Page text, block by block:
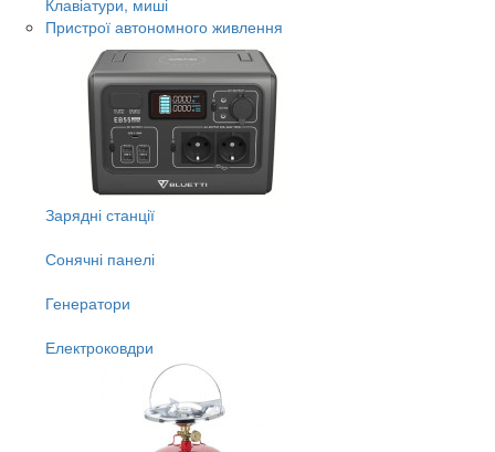
Пристрої автономного живлення
Зарядні станції
Сонячні панелі
Генератори
Електроковдри